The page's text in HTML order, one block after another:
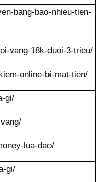
bang-bao-nhieu-tien-
vang-18k-duoi-3-trieu/
online-bi-mat-tien/
gi/
lua-dao/
gi/